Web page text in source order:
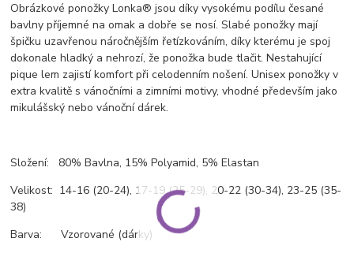
Obrázkové ponožky Lonka® jsou díky vysokému podílu česané
bavlny příjemné na omak a dobře se nosí. Slabé ponožky mají
špičku uzavřenou náročnějším řetízkováním, díky kterému je spoj
dokonale hladký a nehrozí, že ponožka bude tlačit. Nestahující
pique lem zajistí komfort při celodenním nošení. Unisex ponožky v
extra kvalitě s vánočními a zimními motivy, vhodné především jako
mikulášský nebo vánoční dárek.
Složení: 80% Bavlna, 15% Polyamid, 5% Elastan
Velikost: 14-16 (20-24), 17-19 (25-29), 20-22 (30-34), 23-25 (35-
38)
Barva: Vzorované (dárky)